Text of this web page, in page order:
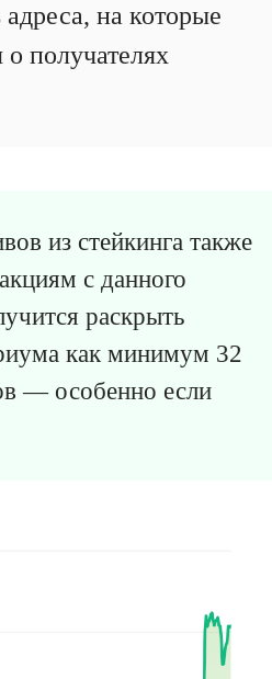
на которые
получателях
из стейкинга также
с данного
раскрыть
как минимум 32
— особенно если